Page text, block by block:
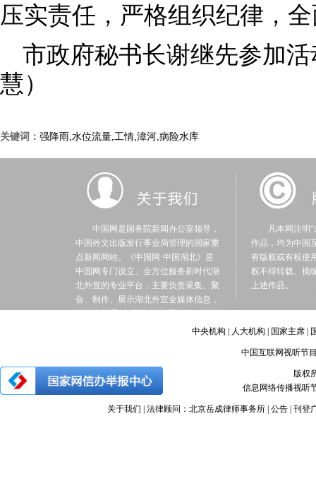
压实责任，严格组织纪律，
市政府秘书长谢继先参加
慧）
关键词： 强降雨,水位流量,工情,漳河,病险水库